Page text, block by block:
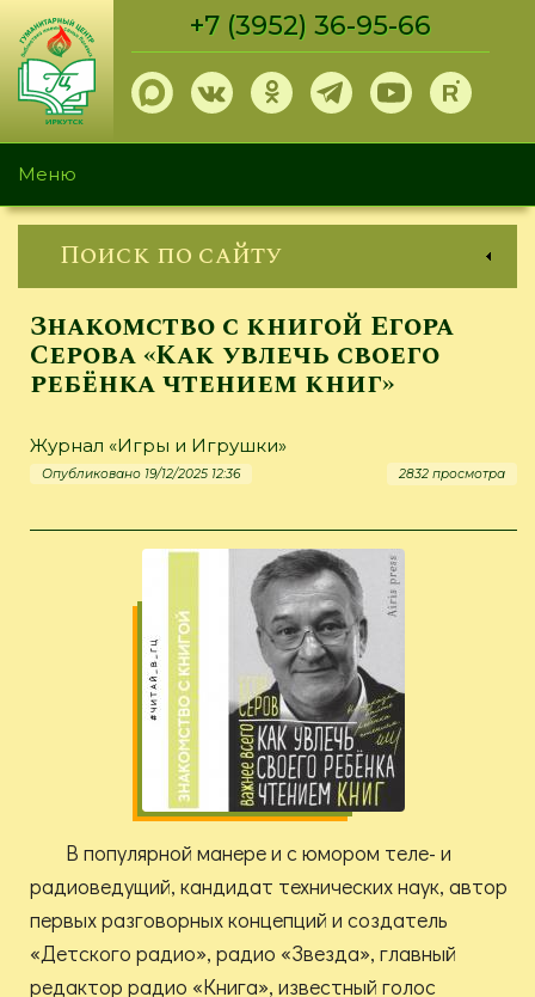
Перейти
основному
содержанию
+7 (3952) 36-95-66
Меню
Поиск по сайту
Знакомство с книгой Егора
Серова «Как увлечь своего
ребёнка чтением книг»
Журнал «Игры и Игрушки»
Опубликовано 19/12/2025 12:36 2832 просмотра
В популярной манере и с юмором теле- и
радиоведущий, кандидат технических наук, автор
первых разговорных концепций и создатель
«Детского радио», радио «Звезда», главный
редактор радио «Книга», известный голос